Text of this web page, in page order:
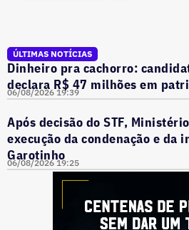
ÚLTIMAS NOTÍCIAS
Dinheiro pra cachorro:
declara R$ 47 milhões em
06/08/2026 19:39
Após decisão do STF,
execução da condenação e da
Garotinho
06/08/2026 19:25